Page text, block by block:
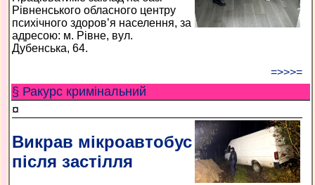
Рівненського обласного центру
психічного здоров’я населення, за
адресою: м. Рівне, вул.
Дубенська, 64.
=>>>=
§ Ракурс кримінальний
¤
Викрав мікроавтобус
після застілля